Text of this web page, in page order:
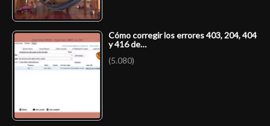
Cómo corregir los errores 403, 204, 404
y 416 de…
(5.080)